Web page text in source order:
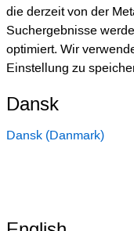
die derzeit von der
Suchergebnisse
optimiert. Wir
Einstellung zu
Dansk
Dansk (Danmark)